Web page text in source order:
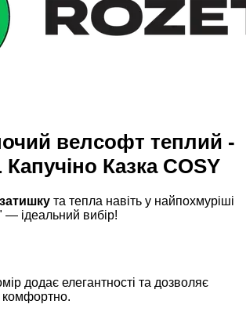
велсофт теплий -
Казка COSY
та тепла навіть у найпохмуріші
— ідеальний вибір!
додає елегантності та дозволяє
комфортно.